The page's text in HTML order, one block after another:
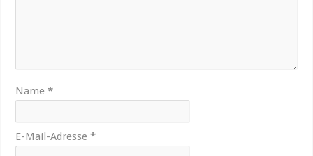
Name*
E-Mail-Adresse*